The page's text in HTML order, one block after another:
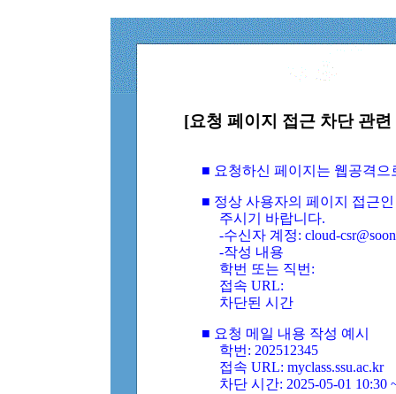
[요청 페이지 접근 차단 관
■ 요청하신 페이지는 웹공격
■ 정상 사용자의 페이지 접근
주시기 바랍니다.
-수신자 계정: cloud-
-작성 내용
학번 또는 직번:
접속 URL:
차단된 시간
■ 요청 메일 내용 작성 예시
학번: 202512345
접속 URL: myclass.ssu.ac.kr
차단 시간: 2025-05-01 10:30